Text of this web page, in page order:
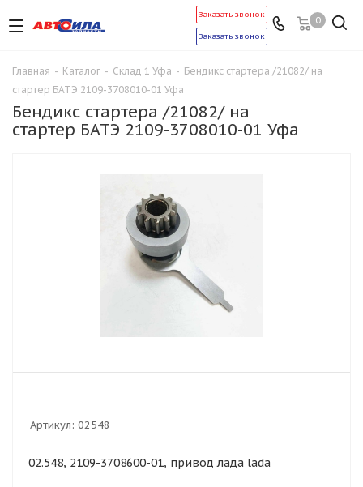
0
Заказать звонок
Заказать звонок
Главная - Каталог - Склад 1 Уфа - Бендикс стартера /21082/ на
стартер БАТЭ 2109-3708010-01 Уфа
Бендикс стартера /21082/ на
стартер БАТЭ 2109-3708010-01 Уфа
Артикул: 02548
02.548, 2109-3708600-01, привод лада lada